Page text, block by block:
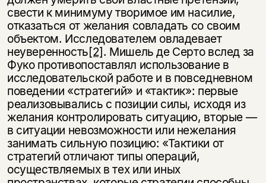
свести к минимуму творимое им насилие,
отказаться от желания совладать со своим
объектом. Исследователем овладевает
неуверенность[2]. Мишель де Серто вслед за
Фуко противопоставлял использование в
исследовательской работе и в повседневном
поведении «стратегий» и «тактик»: первые
реализовывались с позиции силы, исходя из
желания контролировать ситуацию, вторые —
в ситуации невозможности или нежелания
занимать сильную позицию: «Тактики от
стратегий отличают типы операций,
осуществляемых в тех или иных